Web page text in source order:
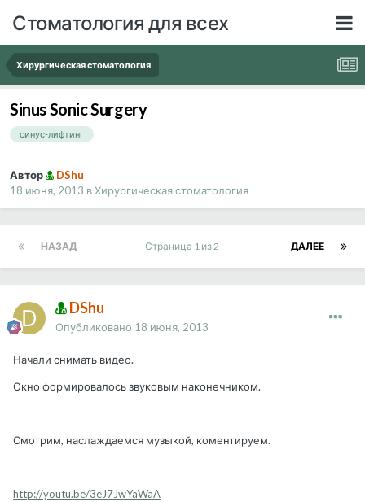
Стоматология для всех
Хирургическая стоматология
Sinus Sonic Surgery
синус-лифтинг
Автор
DShu
18 июня, 2013 вХирургическая стоматология
НАЗАД ДАЛЕЕ
Страница 1 из 2
DShu
Опубликовано 18 июня, 2013
Начали снимать видео.
Окно формировалось звуковым наконечником.
Смотрим, наслаждаемся музыкой, коментируем.
http://youtu.be/3eJ7JwYaWaA